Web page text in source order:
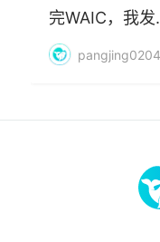
完WAIC，我发
AI最赚钱的不是
pangjing0204